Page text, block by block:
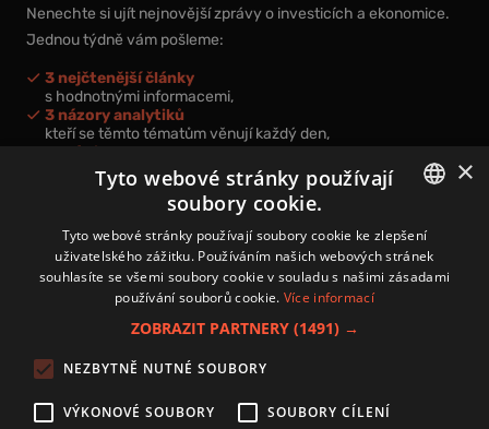
Nenechte si ujít nejnovější zprávy o investicích a ekonomice.
Jednou týdně vám pošleme:
3 nejčtenější články
s hodnotnými informacemi,
3 názory analytiků
kteří se těmto tématům věnují každý den,
nová videa a podcasty
k prohloubení vašich znalostí.
Přihlášením k newsletteru vyjadřujete svůj souhlas spodmínkami
zpracování osobních údajů.
Zásady používání souborů cookies
Autoři
CZECH
×
Tyto webové stránky používají
soubory cookie.
Tyto webové stránky používají soubory cookie ke zlepšení
uživatelského zážitku. Používáním našich webových stránek
souhlasíte se všemi soubory cookie v souladu s našimi zásadami
používání souborů cookie. Více informací
ZOBRAZIT PARTNERY (1491) →
NEZBYTNĚ NUTNÉ SOUBORY
VÝKONOVÉ SOUBORY SOUBORY CÍLENÍ